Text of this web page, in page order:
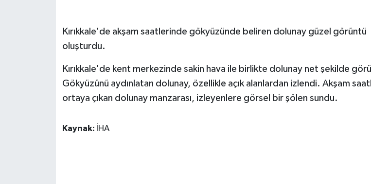
Kırıkkale'de akşam saatlerinde gökyüzünde beliren dolunay güzel görüntü
oluşturdu.
Kırıkkale'de kent merkezinde sakin hava ile birlikte dolunay net şekilde
Gökyüzünü aydınlatan dolunay, özellikle açık alanlardan izlendi. Akşam
ortaya çıkan dolunay manzarası, izleyenlere görsel bir şölen sundu.
Kaynak: İHA
GÜNDEM
HABERDE İNSAN